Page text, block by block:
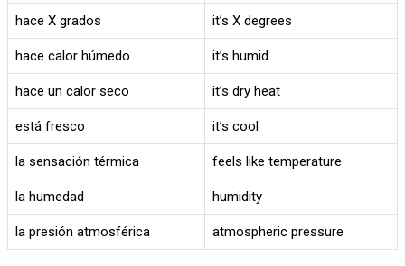
hace X grados it’s X degrees
hace calor húmedo it’s humid
hace un calor seco it’s dry heat
está fresco it’s cool
la sensación térmica feels like temperature
la humedad humidity
la presión atmosférica atmospheric pressure